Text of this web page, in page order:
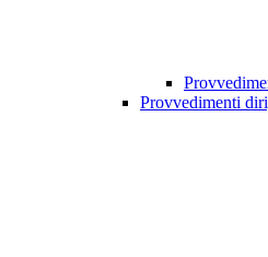
Provvedimenti